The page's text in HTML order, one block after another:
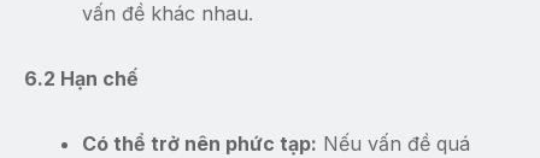
vấn đề khác nhau.
6.2 Hạn chế
Có thể trở nên phức tạp: Nếu vấn đề quá